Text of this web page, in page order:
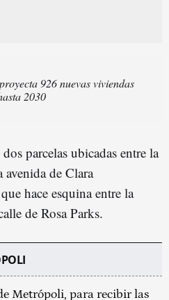
926 nuevas viviendas
2030
parcelas ubicadas entre la
avenida de Clara
hace esquina entre la
de Rosa Parks.
Metrópoli, para recibir las